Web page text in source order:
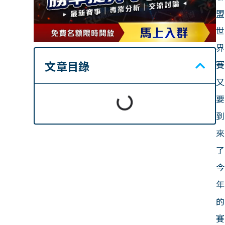
文章目錄
盟
世
界
賽
又
要
到
來
今
年
的
賽